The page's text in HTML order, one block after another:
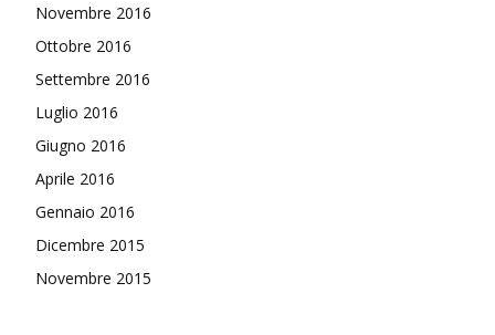
Novembre 2016
Ottobre 2016
Settembre 2016
Luglio 2016
Giugno 2016
Aprile 2016
Gennaio 2016
Dicembre 2015
Novembre 2015